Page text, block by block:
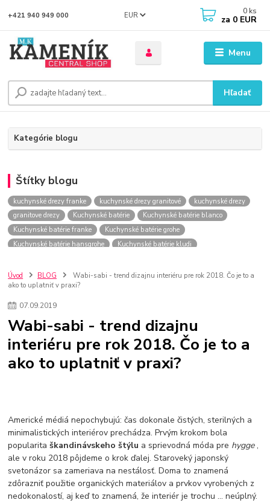
Menu
EUR
Hľadať
+421 940 949 000 0 ks
za 0 EUR
Kategórie blogu
Štítky blogu
kuchynské drezy franke kuchynské drezy granitové
kuchynské drezy
granitove drezy
Kuchynské batérie
Kuchynské batérie blanco
Kuchynské batérie franke
Kuchynské batérie grohe
Kuchynské batérie hansgrohe
Kuchynské batérie kludi
kuchynské batérie sagittarius
kuchynské batérie
vodovodné batérie
vodovodné batérie do kuchyne
kuchynské drezy sety
bidetové batérie
vaňové batérie
sprchové batérie
vodovodné batérie blanco
vodovodné batérie do steny
vodovodné batérie grohe
kúpelňa v podkroví
moderná kúpelňa
Rohové umývadlá
Zlaté umývadlá
retro kúpeľne
Nákup tovaru pre firmy bez DPH
Bez DPH
Ako znížiť náklady
Ako znížiť náklady na firmu
szco nakup bez dph
szco nakup bez dph nakupovanie na firmu bez dph
nákup bez dph v eu ň
Úvod BLOG
Wabi-sabi - trend dizajnu interiéru pre rok 2018. Čo je to a
ako to uplatniť v praxi?
07.09.2019
Wabi-sabi - trend dizajnu
interiéru pre rok 2018. Čo je to a
ako to uplatniť v praxi?
Americké médiá nepochybujú: čas dokonale čistých, sterilných a
minimalistických interiérov prechádza. Prvým krokom bola
popularitaškandinávskeho štýlu a sprievodná móda pre hygge,
ale v roku 2018 pôjdeme o krok ďalej. Staroveký japonský
svetonázor sa zameriava na nestálosť. Doma to znamená
zdôrazniť použitie organických materiálov a prvkov vyrobených z
nedokonalostí, aj keď to znamená, že interiér je trochu ... neúplný.